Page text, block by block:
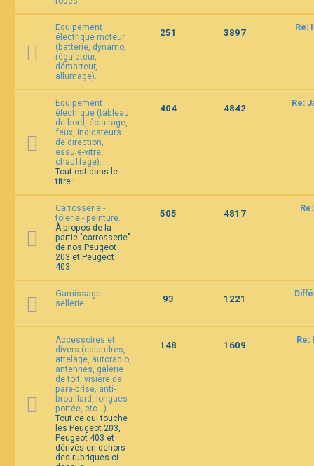
Equipement
électrique moteur
(batterie, dynamo,
régulateur,
démarreur,
allumage).
251 3897 Re:
Equipement
électrique (tableau
de bord, éclairage,
feux, indicateurs
de direction,
essuie-vitre,
chauffage).
Tout est dans le
titre !
404 4842 Re:
Carrosserie -
tôlerie - peinture.
À propos de la
partie "carrosserie"
de nos Peugeot
203 et Peugeot
403.
505 4817
Garnissage -
sellerie.
93 1221
Accessoires et
divers (calandres,
attelage, autoradio,
antennes, galerie
de toit, visière de
pare-brise, anti-
brouillard, longues-
portée, etc...).
Tout ce qui touche
les Peugeot 203,
Peugeot 403 et
dérivés en dehors
des rubriques ci-
148 1609 Re: